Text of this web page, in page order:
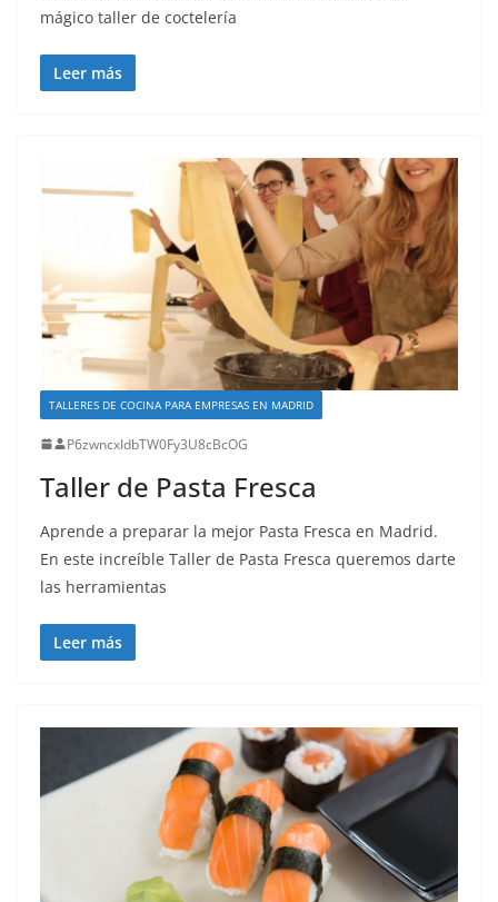
mágico taller de coctelería
Leer más
TALLERES DE COCINA PARA EMPRESAS EN MADRID
P6zwncxIdbTW0Fy3U8cBcOG
Taller de Pasta Fresca
Aprende a preparar la mejor Pasta Fresca en Madrid.
En este increíble Taller de Pasta Fresca queremos darte
las herramientas
Leer más